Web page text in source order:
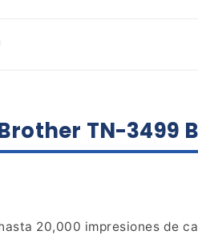
TN-3499
20,000 impresiones de